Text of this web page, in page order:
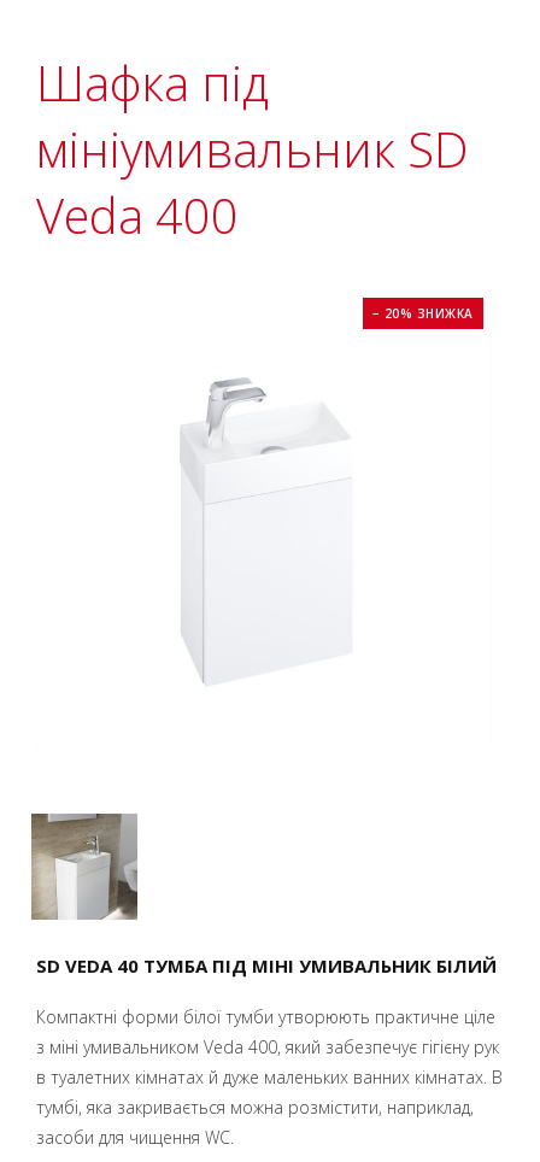
Шафка під
мініумивальник SD
Veda 400
− 20% ЗНИЖКА
SD VEDA 40 ТУМБА ПІД МІНІ УМИВАЛЬНИК БІЛИЙ
Компактні форми білої тумби утворюють практичне ціле
з міні умивальником Veda 400, який забезпечує гігієну рук
в туалетних кімнатах й дуже маленьких ванних кімнатах. В
тумбі, яка закривається можна розмістити, наприклад,
засоби для чищення WC.